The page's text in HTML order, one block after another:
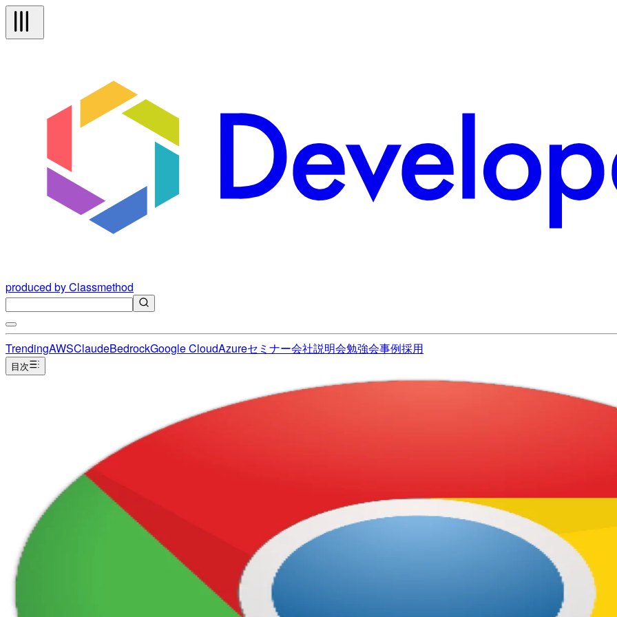
produced by Classmethod
TrendingAWSClaudeBedrockGoogle CloudAzureセミナー会社説明会勉強会事例採用
目次